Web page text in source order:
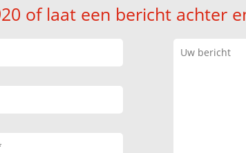
of laat een bericht achter